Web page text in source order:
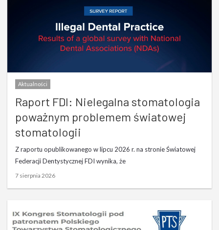
Aktualności
Raport FDI: Nielegalna stomatologia
poważnym problemem światowej
stomatologii
Z raportu opublikowanego w lipcu 2026 r. na stronie Światowej
Federacji Dentystycznej FDI wynika, że
7 sierpnia 2026